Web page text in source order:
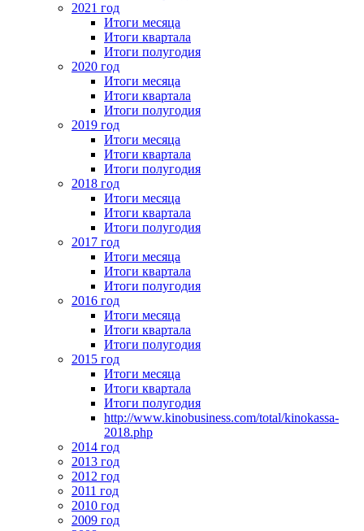
2021 год
Итоги месяца
Итоги квартала
Итоги полугодия
2020 год
Итоги месяца
Итоги квартала
Итоги полугодия
2019 год
Итоги месяца
Итоги квартала
Итоги полугодия
2018 год
Итоги месяца
Итоги квартала
Итоги полугодия
2017 год
Итоги месяца
Итоги квартала
Итоги полугодия
2016 год
Итоги месяца
Итоги квартала
Итоги полугодия
2015 год
Итоги месяца
Итоги квартала
Итоги полугодия
http://www.kinobusiness.com/total/kinokassa-
2018.php
2014 год
2013 год
2012 год
2011 год
2010 год
2009 год